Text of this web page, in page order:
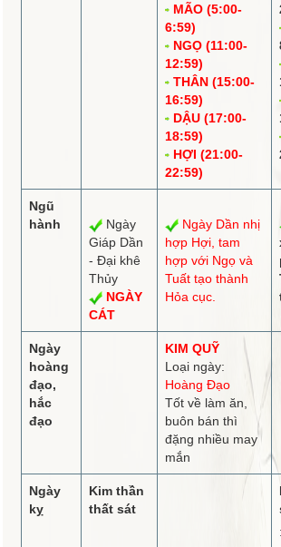
MÃO (5:00-
6:59)
NGỌ (11:00-
12:59)
THÂN (15:00-
16:59)
DẬU (17:00-
18:59)
HỢI (21:00-
22:59)
Ngũ
hành
Ngày
Giáp Dần
- Đại khê
Thủy
NGÀY
CÁT
Ngày Dần nhị
hợpHợi, tam
hợpvới Ngọ và
Tuất tạo thành
Hỏa cục.
Ngày
hoàng
đạo,
hắc
đạo
KIM QUỸ
Loại ngày:
Hoàng Đạo
Tốt về làm ăn,
buôn bán thì
đặng nhiều may
mắn
Ngày
kỵ
Kim thần
thất sát
: